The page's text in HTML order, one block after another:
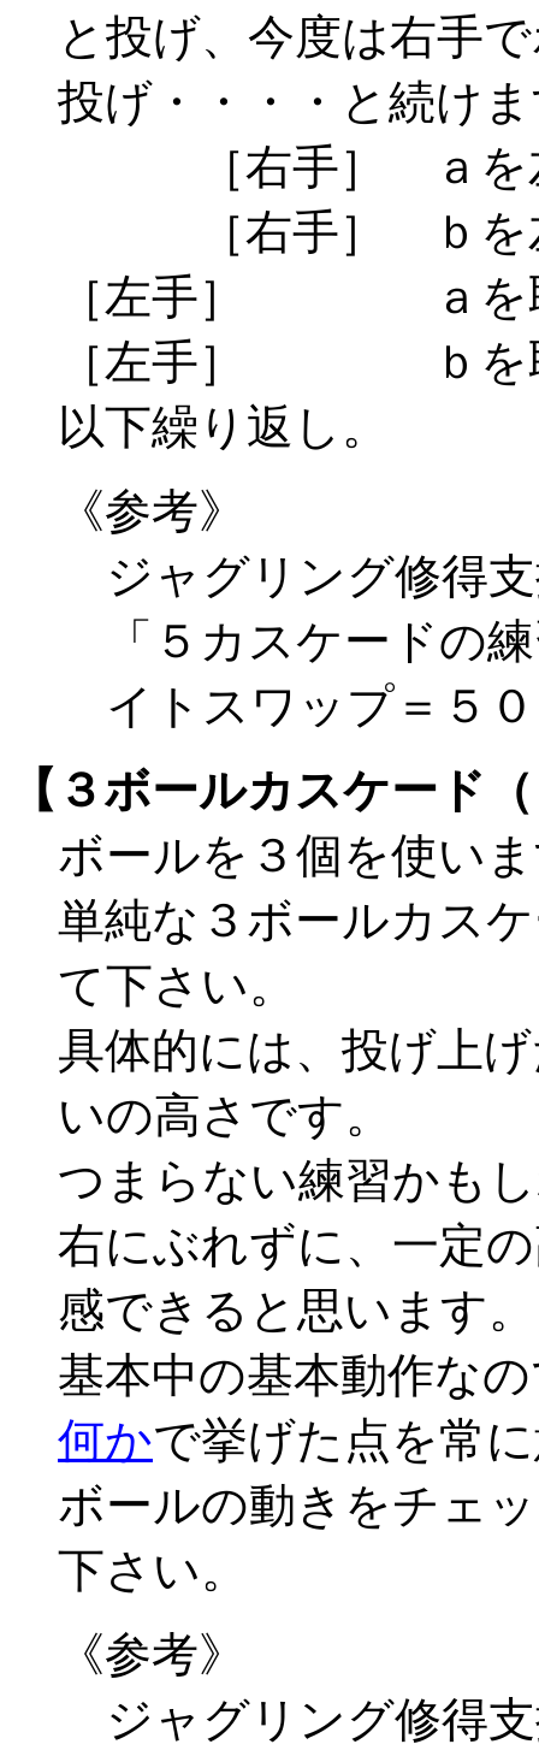
と投げ、今度は右手
投げ・・・・と続け
［右手］ ａを左
［右手］ ｂを左
［左手］ ａを取
［左手］ ｂを取
以下繰り返し。
《参考》
ジャグリング修得
「５カスケードの
イトスワップ＝５
【３ボールカスケード
ボールを３個を使い
単純な３ボールカス
て下さい。
具体的には、投げ上
いの高さです。
つまらない練習かも
右にぶれずに、一定
感できると思います。
基本中の基本動作な
何かで挙げた点を常
ボールの動きをチェ
下さい。
《参考》
ジャグリング修得